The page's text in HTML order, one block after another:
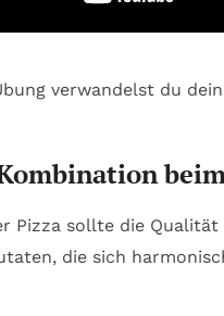
verwandelst du
Pizza sollte die
die sich